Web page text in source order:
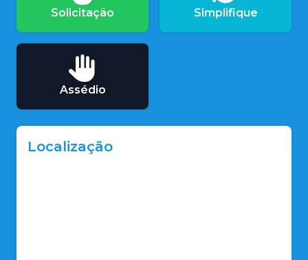
Solicitação Simplifique
Assédio
Localização